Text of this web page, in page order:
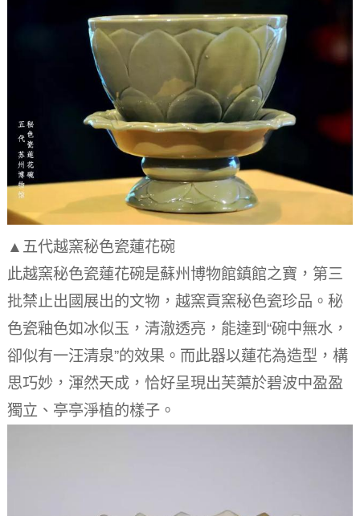
▲五代越窯秘色瓷蓮花碗
此越窯秘色瓷蓮花碗是蘇州博物館鎮館之寶，第三
批禁止出國展出的文物，越窯貢窯秘色瓷珍品。 秘
色瓷釉色如冰似玉，清澈透亮，能達到“碗中無水，
卻似有一汪清泉”的效果。 而此器以蓮花為造型，構
思巧妙，渾然天成，恰好呈現出芙蕖於碧波中盈盈
獨立、亭亭淨植的樣子。